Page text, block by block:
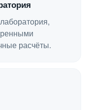
расчёты.